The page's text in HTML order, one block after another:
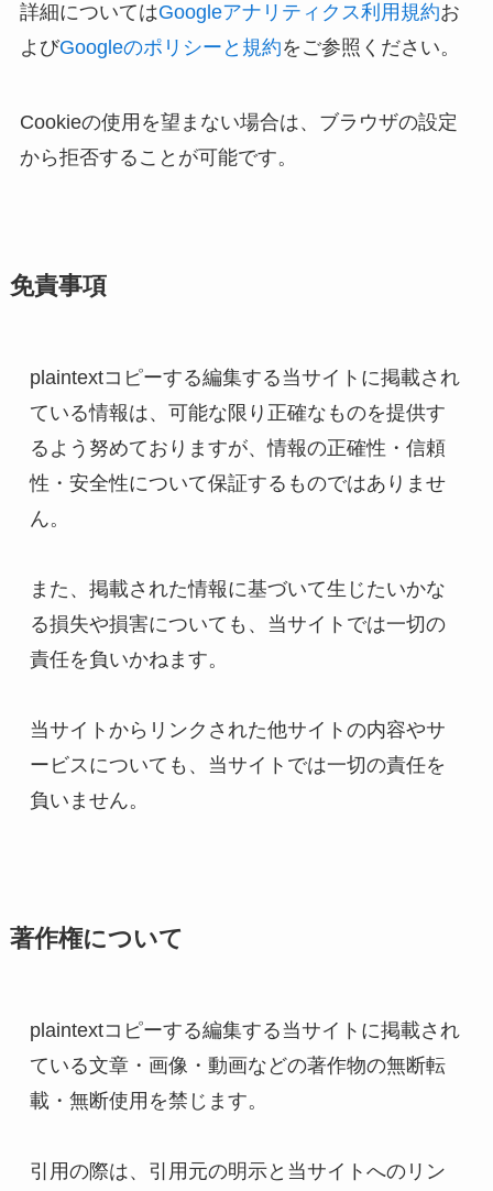
詳細についてはGoogleアナリティクス利用規約お
よびGoogleのポリシーと規約をご参照ください。
Cookieの使用を望まない場合は、ブラウザの設定
から拒否することが可能です。
免責事項
plaintextコピーする編集する当サイトに掲載され
ている情報は、可能な限り正確なものを提供す
るよう努めておりますが、情報の正確性・信頼
性・安全性について保証するものではありませ
ん。
また、掲載された情報に基づいて生じたいかな
る損失や損害についても、当サイトでは一切の
責任を負いかねます。
当サイトからリンクされた他サイトの内容やサ
ービスについても、当サイトでは一切の責任を
負いません。
著作権について
plaintextコピーする編集する当サイトに掲載され
ている文章・画像・動画などの著作物の無断転
載・無断使用を禁じます。
引用の際は、引用元の明示と当サイトへのリン